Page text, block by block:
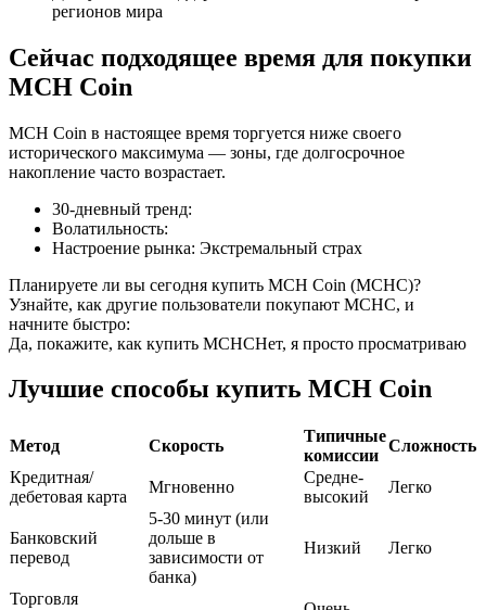
Криптовалютные фьючерсы
TradFi
Деривативы на акции, форекс, драгоценные металлы и
сырьевые товары
USDC фьючерсы
регионов мира
Сейчас подходящее время для покупки
MCH Coin
MCH Coin в настоящее время торгуется ниже своего
исторического максимума — зоны, где долгосрочное
накопление часто возрастает.
30-дневный тренд:
Волатильность:
Настроение рынка: Экстремальный страх
Планируете ли вы сегодня купить MCH Coin (MCHC)?
Узнайте, как другие пользователи покупают MCHC, и
начните быстро:
Да, покажите, как купить MCHCНет, я просто просматриваю
Лучшие способы купить MCH Coin
Метод Скорость
Типичные
комиссии
Сложность
Кредитная/
дебетовая карта
Мгновенно
Средне-
высокий
Легко
Банковский
перевод
5-30 минут (или
дольше в
зависимости от
банка)
Низкий Легко
Торговля